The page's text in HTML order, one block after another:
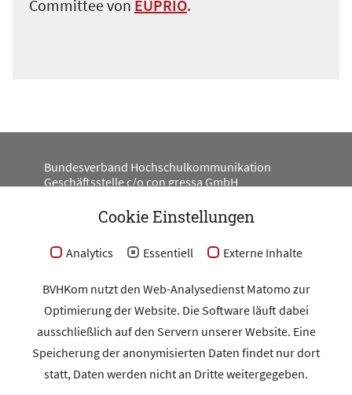
Committee von EUPRIO.
Bundesverband Hochschulkommunikation
Geschäftsstelle c/o con gressa GmbH
10179 Berlin
Kontakt
Datenschutz
Cookie Einstellungen
Analytics Essentiell Externe Inhalte
BVHKom nutzt den Web-Analysedienst Matomo zur
Optimierung der Website. Die Software läuft dabei
ausschließlich auf den Servern unserer Website. Eine
Speicherung der anonymisierten Daten findet nur dort
statt, Daten werden nicht an Dritte weitergegeben.